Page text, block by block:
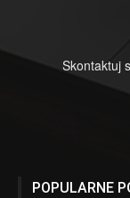
Skontaktuj
POPULARNE